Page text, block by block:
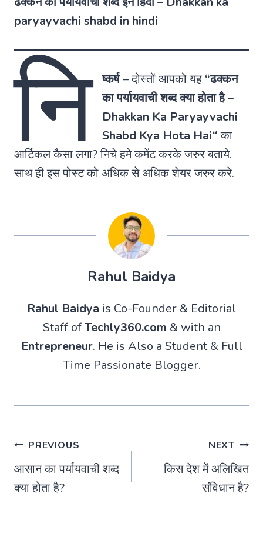
paryayvachi shabd in hindi
नि ष्कर्ष–दोस्तों आपको यह “ढक्कन
का पर्यायवाची शब्द क्या होता है–
Dhakkan Ka Paryayvachi
Shabd Kya Hota Hai“का
आर्टिकल कैसा लगा? निचे हमे कमेंट करके जरुर बताये.
साथ ही इस पोस्ट को अधिक से अधिक शेयर जरुर करे.
Rahul Baidya
Rahul Baidya is Co-Founder & Editorial
Staff ofTechly360.com & with an
Entrepreneur. He is Also a Student & Full
Time Passionate Blogger.
Post
navigation
PREVIOUS
आसान का पर्यायवाची शब्द
क्या होता है?
NEXT
किस देश में अलिखित
संविधान है?